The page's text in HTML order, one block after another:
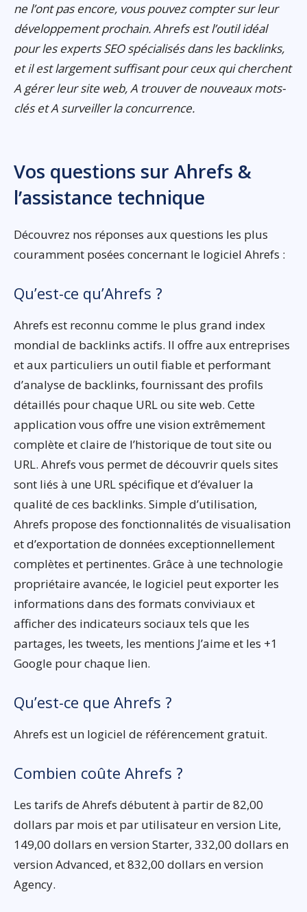
ne l’ont pas encore, vous pouvez compter sur leur
développement prochain. Ahrefs est l’outil idéal
pour les experts SEO spécialisés dans les backlinks,
et il est largement suffisant pour ceux qui cherchent
A gérer leur site web, A trouver de nouveaux mots-
clés et A surveiller la concurrence.
Vos questions sur Ahrefs &
l’assistance technique
Découvrez nos réponses aux questions les plus
couramment posées concernant le logiciel Ahrefs :
Qu’est-ce qu’Ahrefs ?
Ahrefs est reconnu comme le plus grand index
mondial de backlinks actifs. Il offre aux entreprises
et aux particuliers un outil fiable et performant
d’analyse de backlinks, fournissant des profils
détaillés pour chaque URL ou site web. Cette
application vous offre une vision extrêmement
complète et claire de l’historique de tout site ou
URL. Ahrefs vous permet de découvrir quels sites
sont liés à une URL spécifique et d’évaluer la
qualité de ces backlinks. Simple d’utilisation,
Ahrefs propose des fonctionnalités de visualisation
et d’exportation de données exceptionnellement
complètes et pertinentes. Grâce à une technologie
propriétaire avancée, le logiciel peut exporter les
informations dans des formats conviviaux et
afficher des indicateurs sociaux tels que les
partages, les tweets, les mentions J’aime et les +1
Google pour chaque lien.
Qu’est-ce que Ahrefs ?
Ahrefs est un logiciel de référencement gratuit.
Combien coûte Ahrefs ?
Les tarifs de Ahrefs débutent à partir de 82,00
dollars par mois et par utilisateur en version Lite,
149,00 dollars en version Starter, 332,00 dollars en
version Advanced, et 832,00 dollars en version
Agency.